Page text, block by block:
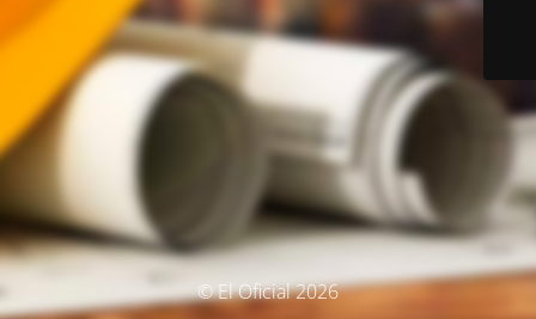
© El Oficial 2026